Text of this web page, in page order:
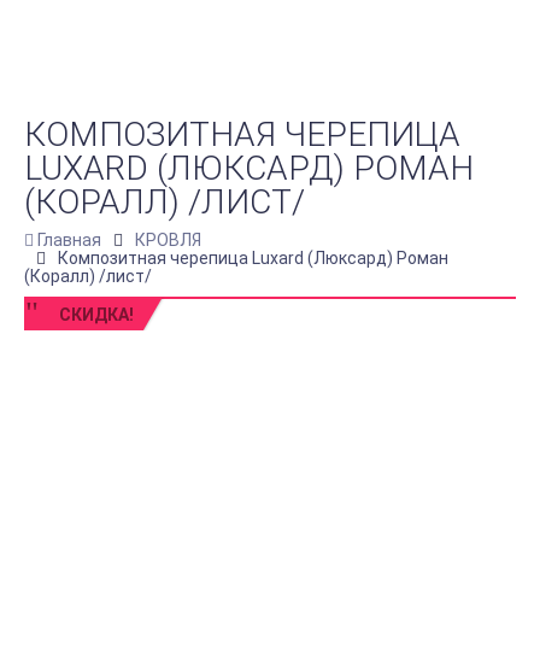
КОМПОЗИТНАЯ ЧЕРЕПИЦА
LUXARD (ЛЮКСАРД) РОМАН
(КОРАЛЛ) /ЛИСТ/
Главная
КРОВЛЯ
Композитная черепица Luxard (Люксард) Роман
(Коралл) /лист/
СКИДКА!